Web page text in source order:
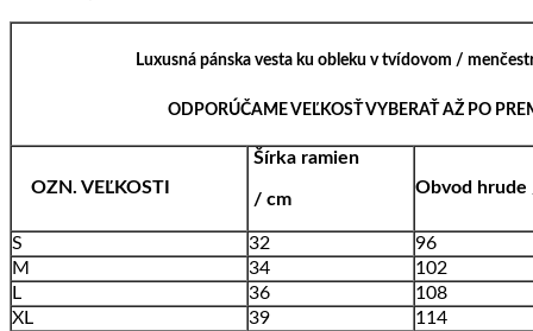
Luxusná pánska vesta ku obleku v tvídovom /
ODPORÚČAME VEĽKOSŤ VYBERAŤ AŽ PO
OZN. VEĽKOSTI
Šírka ramien
/ cm
Obvod hrude
S 32
96
M
34
102
L
36
108
XL
39
114